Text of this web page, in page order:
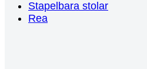
Stapelbara stolar
Rea